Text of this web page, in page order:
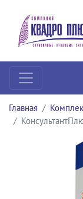
Главная